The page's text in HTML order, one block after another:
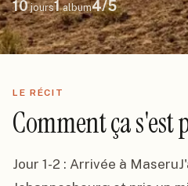
10jours1album4/5
LE RÉCIT
Comment ça s'est
Jour 1-2 : Arrivée à